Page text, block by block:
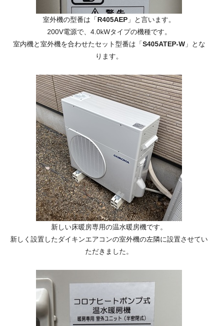
室外機の型番は「R405AEP 」と言います。
200V電源で、4.0kWタイプの機種です。
室内機と室外機を合わせたセット型番は「S405ATEP-W」とな
ります。
新しい床暖房専用の温水暖房機です。
新しく設置したダイキンエアコンの室外機の左隣に設置させてい
ただきました。